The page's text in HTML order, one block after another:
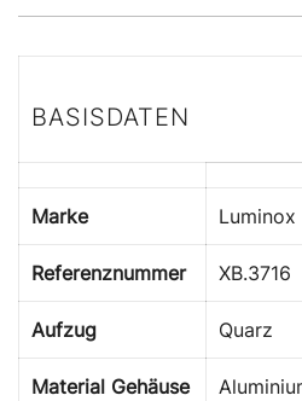
BASISDATEN
Marke Luminox
Referenznummer XB.3716
Aufzug Quarz
Material Gehäuse